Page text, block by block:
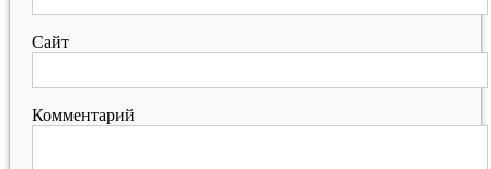
Сайт
Комментарий